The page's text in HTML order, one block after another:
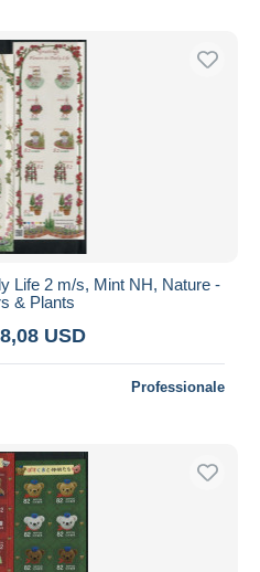
Life 2 m/s, Mint NH, Nature -
& Plants
USD
Professionale